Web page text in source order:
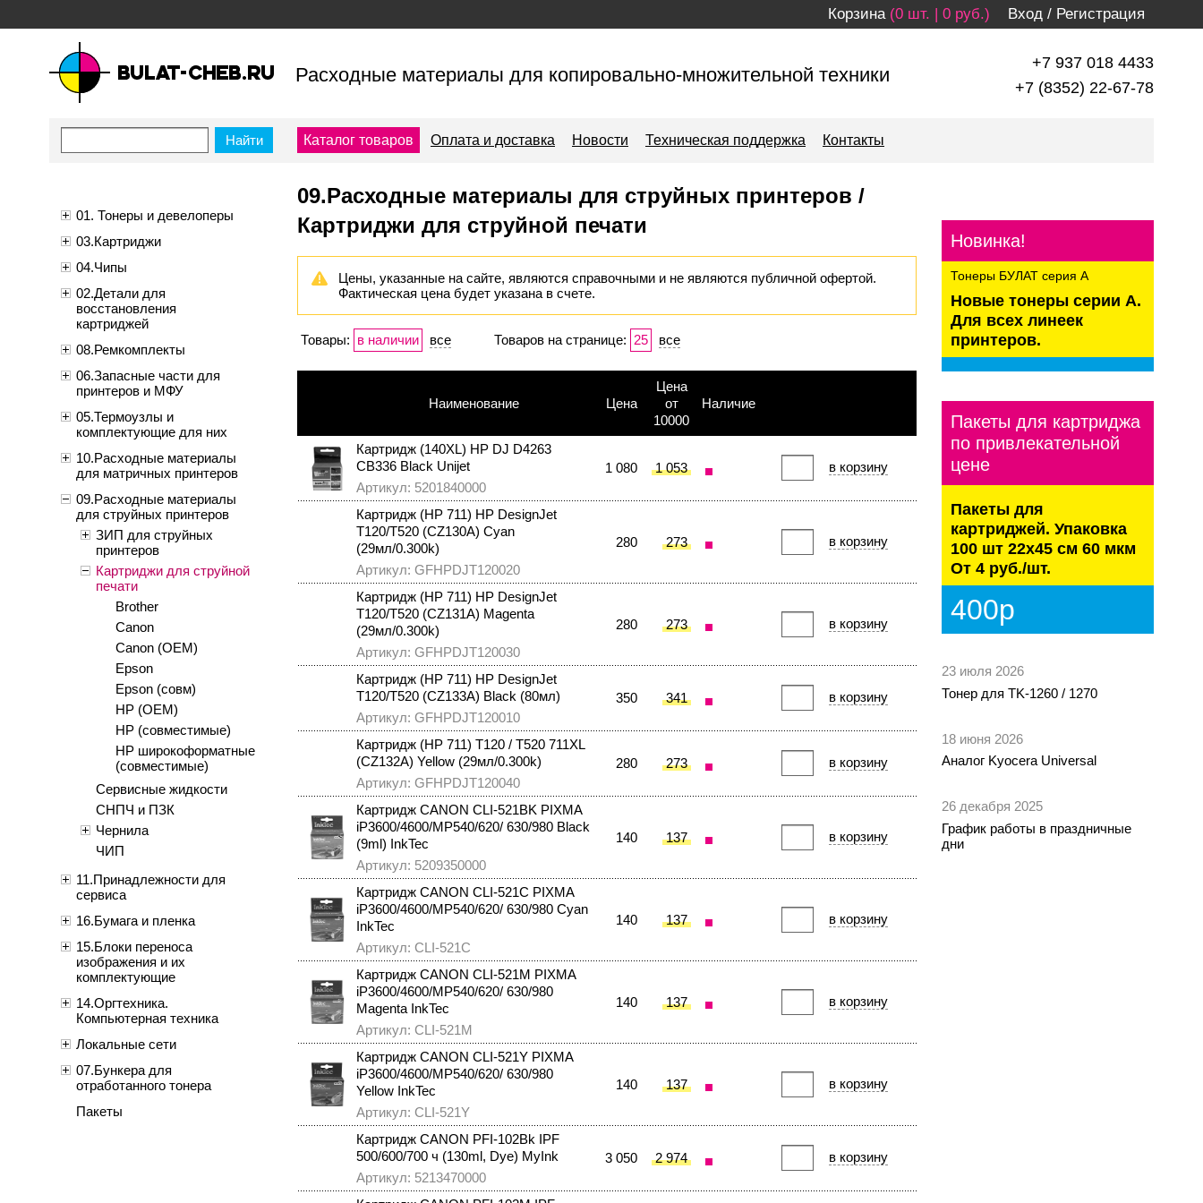
Вход / Регистрация
Корзина (0 шт. | 0 руб.)
материалы для копировально-
+7 937 018 4433
+7 (8352) 22-67-78
Расходные материалы для копировально-множительной техники
Каталог товаров Оплата и доставка Новости Техническая поддержка Контакты
01. Тонеры и девелоперы
03.Картриджи
04.Чипы
02.Детали для
восстановления
картриджей
08.Ремкомплекты
06.Запасные части для
принтеров и МФУ
05.Термоузлы и
комплектующие для них
10.Расходные материалы
для матричных принтеров
09.Расходные материалы
для струйных принтеров
ЗИП для струйных
принтеров
Картриджи для струйной
печати
Brother
Canon
Canon (OEM)
Epson
Epson (совм)
HP (OEM)
HP (совместимые)
HP широкоформатные
(совместимые)
Сервисные жидкости
СНПЧ и ПЗК
Чернила
ЧИП
11.Принадлежности для
сервиса
16.Бумага и пленка
15.Блоки переноса
изображения и их
комплектующие
14.Оргтехника.
Компьютерная техника
Локальные сети
07.Бункера для
отработанного тонера
Пакеты
09.Расходные материалы для струйных принтеров /
Картриджи для струйной печати
Цены, указанные на сайте, являются справочными и не являются публичной офертой.
Фактическая цена будет указана в счете.
Товары: в наличии все Товаров на странице: 25 все
Наименование Цена
Цена
от
10000
Наличие
Картридж (140XL) HP DJ D4263
CB336 Black Unijet
Артикул: 5201840000
1 080 1 053
Картридж (HP 711) HP DesignJet
T120/T520 (CZ130A) Cyan
(29мл/0.300k)
Артикул: GFHPDJT120020
280 273
Картридж (HP 711) HP DesignJet
T120/T520 (CZ131A) Magenta
(29мл/0.300k)
Артикул: GFHPDJT120030
280 273
Картридж (HP 711) HP DesignJet
T120/T520 (CZ133A) Black (80мл)
Артикул: GFHPDJT120010
350 341
Картридж (HP 711) T120 / T520 711XL
(CZ132A) Yellow (29мл/0.300k)
Артикул: GFHPDJT120040
280 273
Картридж CANON CLI-521BK PIXMA
iP3600/4600/MP540/620/ 630/980 Black
(9ml) InkTec
Артикул: 5209350000
140 137
Картридж CANON CLI-521C PIXMA
iP3600/4600/MP540/620/ 630/980 Cyan
InkTec
Артикул: CLI-521C
140 137
Картридж CANON CLI-521M PIXMA
iP3600/4600/MP540/620/ 630/980
Magenta InkTec
Артикул: CLI-521M
140 137
Картридж CANON CLI-521Y PIXMA
iP3600/4600/MP540/620/ 630/980
Yellow InkTec
Артикул: CLI-521Y
140 137
Картридж CANON PFI-102Bk IPF
500/600/700 ч (130ml, Dye) MyInk
Артикул: 5213470000
3 050 2 974
Новинка!
Тонеры БУЛАТ серия А
Новые тонеры серии А.
Для всех линеек
принтеров.
Пакеты для картриджа
по привлекательной
цене
Пакеты для
картриджей. Упаковка
100 шт 22х45 см 60 мкм
От 4 руб./шт.
400р
23 июля 2026
Тонер для TK-1260 / 1270
18 июня 2026
Аналог Kyocera Universal
26 декабря 2025
График работы в праздничные
дни